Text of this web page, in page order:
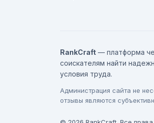
RankCraft — платформа
соискателям найти
условия труда.
Администрация сайта не
отзывы являются